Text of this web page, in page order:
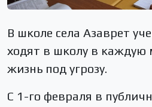
В школе села Азаврет
ходят в школу в каждую
жизнь под угрозу.
С 1-го февраля в